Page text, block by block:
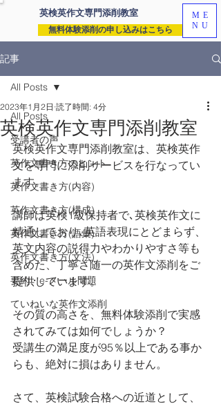
英検英作文専門添削教室
無料体験添削の申し込みはこちら
ME
NU
記事
All Posts
受講者の声
英作文書き方のヒント
英作文書き方(内容)
英作文書き方(構成)
英作文書き方(語彙)
英作文書き方(文法)
要約・e-メール問題
ていねいな英作文添削
All Posts
英検英作文専門添削教室
2023年1月2日 読了時間: 4分
英検英作文専門添削教室は、英検英作
文を専門に添削サービスを行なってい
ます。
講師は英検1級保持者で､英検英作文に
精通しており､英語表現にとどまらず、
英文内容の説得力やわかりやすさ等も
含めた、丁寧さ随一の英作文添削をご
提供しています。
その質の高さを、無料体験添削で実感
されてみては如何でしょうか？
受講生の満足度が95％以上である事か
らも、絶対に損はありません。
さて、英検試験合格への近道として、